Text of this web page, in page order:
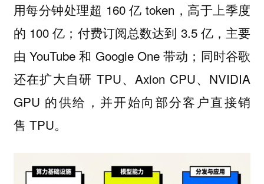
用每分钟处理超 160 亿 token，高于上季度
的 100 亿；付费订阅总数达到 3.5 亿，主要
由 YouTube 和 Google One 带动；同时谷歌
还在扩大自研 TPU、Axion CPU、NVIDIA
GPU 的供给，并开始向部分客户直接销
售 TPU。